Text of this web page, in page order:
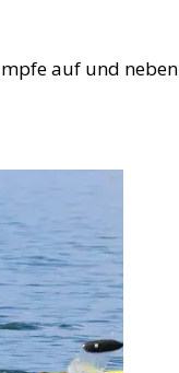
auf und neben